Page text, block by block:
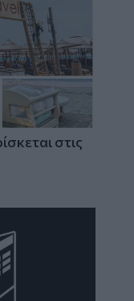
στις